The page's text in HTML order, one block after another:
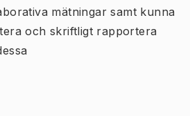
mätningar samt kunna
och skriftligt rapportera